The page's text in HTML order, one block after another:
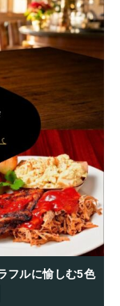
フルに愉しむ5色